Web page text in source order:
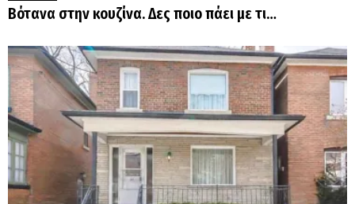
Βότανα στην κουζίνα. Δες ποιο πάει με τι…